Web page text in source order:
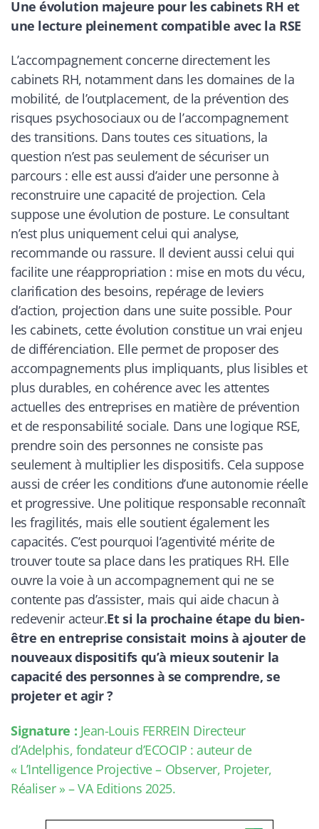
Une évolution majeure pour les cabinets RH et
une lecture pleinement compatible avec la RSE
L’accompagnement concerne directement les
cabinets RH, notamment dans les domaines de la
mobilité, de l’outplacement, de la prévention des
risques psychosociaux ou de l’accompagnement
des transitions. Dans toutes ces situations, la
question n’est pas seulement de sécuriser un
parcours : elle est aussi d’aider une personne à
reconstruire une capacité de projection. Cela
suppose une évolution de posture. Le consultant
n’est plus uniquement celui qui analyse,
recommande ou rassure. Il devient aussi celui qui
facilite une réappropriation : mise en mots du vécu,
clarification des besoins, repérage de leviers
d’action, projection dans une suite possible. Pour
les cabinets, cette évolution constitue un vrai enjeu
de différenciation. Elle permet de proposer des
accompagnements plus impliquants, plus lisibles et
plus durables, en cohérence avec les attentes
actuelles des entreprises en matière de prévention
et de responsabilité sociale. Dans une logique RSE,
prendre soin des personnes ne consiste pas
seulement à multiplier les dispositifs. Cela suppose
aussi de créer les conditions d’une autonomie réelle
et progressive. Une politique responsable reconnaît
les fragilités, mais elle soutient également les
capacités. C’est pourquoi l’agentivité mérite de
trouver toute sa place dans les pratiques RH. Elle
ouvre la voie à un accompagnement qui ne se
contente pas d’assister, mais qui aide chacun à
redevenir acteur.Et si la prochaine étape du bien-
être en entreprise consistait moins à ajouter de
nouveaux dispositifs qu’à mieux soutenir la
capacité des personnes à se comprendre, se
projeter et agir ?
Signature : Jean-Louis FERREIN Directeur
d’Adelphis, fondateur d’ECOCIP : auteur de
« L’Intelligence Projective – Observer, Projeter,
Réaliser » – VA Editions 2025.